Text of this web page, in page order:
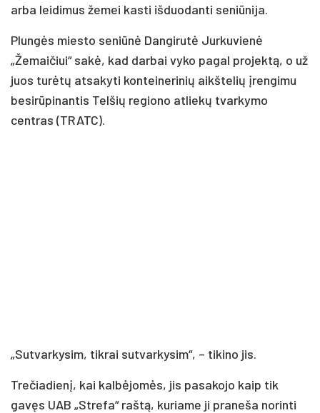
arba leidimus žemei kasti išduodanti seniūnija.
Plungės miesto seniūnė Dangirutė Jurkuvienė
„Žemaičiui“ sakė, kad darbai vyko pagal projektą, o už
juos turėtų atsakyti konteinerinių aikštelių įrengimu
besirūpinantis Telšių regiono atliekų tvarkymo
centras (TRATC).
„Sutvarkysim, tikrai sutvarkysim“, – tikino jis.
Trečiadienį, kai kalbėjomės, jis pasakojo kaip tik
gavęs UAB „Strefa“ raštą, kuriame ji praneša norinti